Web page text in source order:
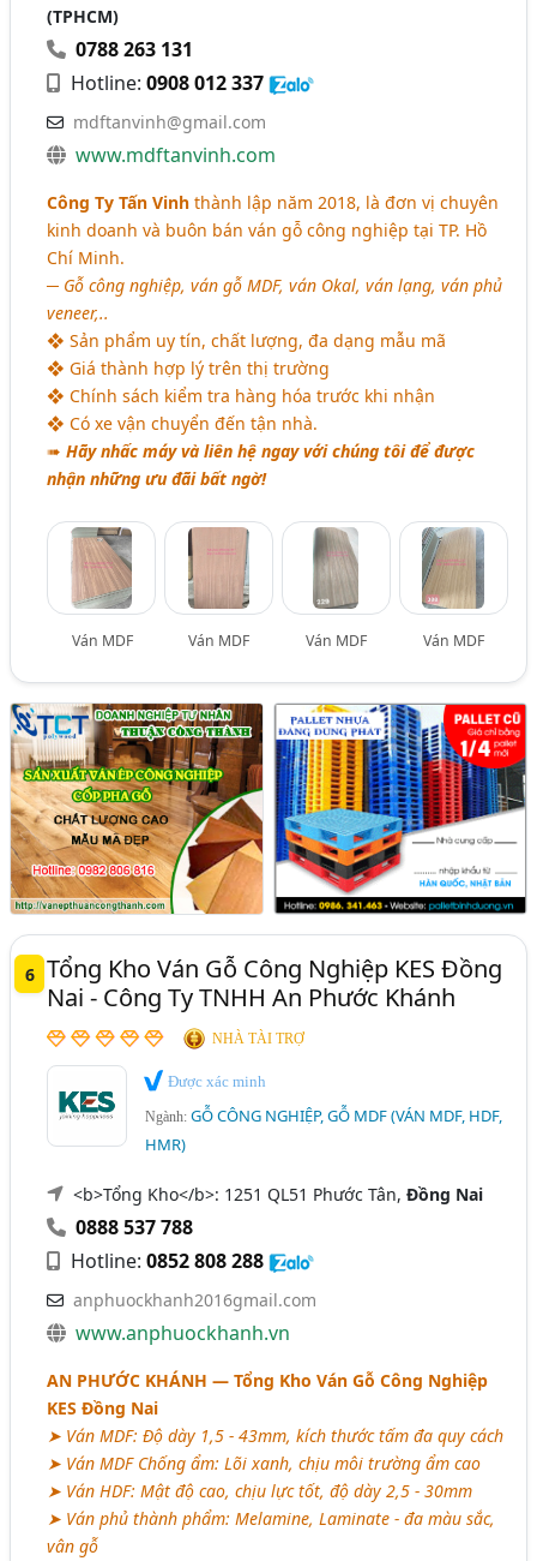
(TPHCM)
0788 263 131
Hotline:0908 012 337
mdftanvinh@gmail.com
www.mdftanvinh.com
Công Ty Tấn Vinh thành lập năm 2018, là đơn vị chuyên
kinh doanh và buôn bán ván gỗ công nghiệp tại TP. Hồ
Chí Minh.
─ Gỗ công nghiệp, ván gỗ MDF, ván Okal, ván lạng, ván phủ
veneer,..
❖ Sản phẩm uy tín, chất lượng, đa dạng mẫu mã
❖ Giá thành hợp lý trên thị trường
❖ Chính sách kiểm tra hàng hóa trước khi nhận
❖ Có xe vận chuyển đến tận nhà.
➠Hãy nhấc máy và liên hệ ngay với chúng tôi để được
nhận những ưu đãi bất ngờ!
Ván MDF Ván MDF Ván MDF Ván MDF
6 Tổng Kho Ván Gỗ Công Nghiệp KES Đồng
Nai - Công Ty TNHH An Phước Khánh
NHÀ TÀI TRỢ
Được xác minh
Ngành:GỖ CÔNG NGHIỆP, GỖ MDF (VÁN MDF, HDF,
HMR)
<b>Tổng Kho</b>: 1251 QL51 Phước Tân,Đồng Nai
0888 537 788
Hotline:0852 808 288
anphuockhanh2016gmail.com
www.anphuockhanh.vn
AN PHƯỚC KHÁNH — Tổng Kho Ván Gỗ Công Nghiệp
KES Đồng Nai
➤ Ván MDF: Độ dày 1,5 - 43mm, kích thước tấm đa quy cách
➤ Ván MDF Chống ẩm: Lõi xanh, chịu môi trường ẩm cao
➤ Ván HDF: Mật độ cao, chịu lực tốt, độ dày 2,5 - 30mm
➤ Ván phủ thành phẩm: Melamine, Laminate - đa màu sắc,
vân gỗ